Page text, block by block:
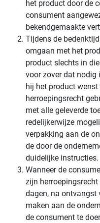
het product door de
consument
bekendgemaakte
Tijdens de
omgaan met het
product slechts in
voor zover dat nodig
hij het product
herroepingsrecht
met alle geleverde
redelijkerwijze
verpakking aan de
de door de
duidelijke instructies.
Wanneer de
zijn
dagen, na ontvangst
maken aan de
de consument te